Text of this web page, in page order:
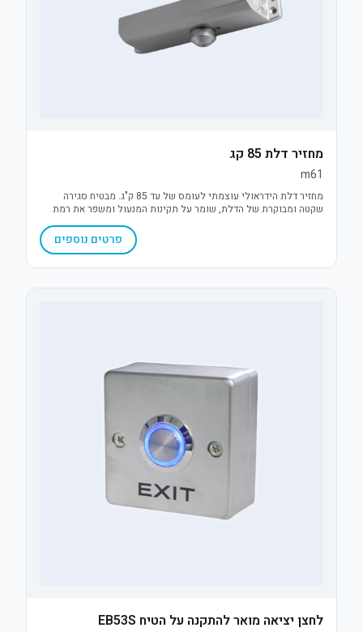
מחזיר דלת 85 קג
m61
מחזיר דלת הידראולי עוצמתי לעומס של עד 85 ק"ג. מבטיח סגירה
שקטה ומבוקרת של הדלת, שומר על תקינות המנעול ומשפר את רמת
פרטים נוספים
לחצן יציאה מואר להתקנה על הטיח EB53S